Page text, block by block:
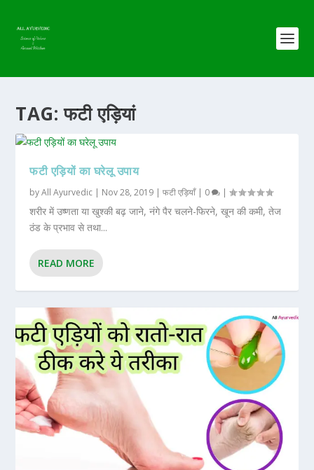
TAG:फटी एड़ियां
फटी एड़ियों का घरेलू उपाय
byAll Ayurvedic | Nov 28, 2019 |फटी एड़ियाँ| 0 |
शरीर में उष्णता या खुश्की बढ़ जाने, नंगे पैर चलने-फिरने, खून की कमी, तेज
ठंड के प्रभाव से तथा...
READ MORE